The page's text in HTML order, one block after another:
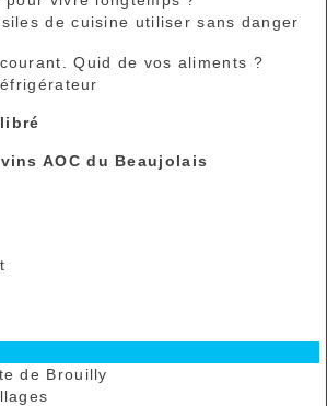
de cuisine utiliser sans danger
Quid de vos aliments ?
AOC du Beaujolais
de Brouilly